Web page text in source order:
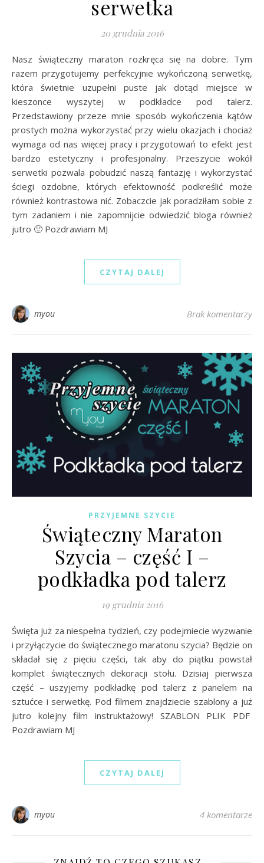
serwetka
20 grudnia 2016
Nasz świąteczny maraton rozkręca się na dobre. Tym
razem przygotujemy perfekcyjnie wykończoną serwetkę,
która świetnie uzupełni puste jak dotąd miejsce w
kieszonce wyszytej w podkładce pod talerz.
Przedstawiony przeze mnie sposób wykończenia kątów
prostych można wykorzystać przy wielu okazjach i chociaż
wymaga od nas więcej pracy i przygotowań to efekt jest
bardzo estetyczny i profesjonalny. Przeszycie wokół
serwetki pozwala pobudzić naszą fantazję i wykorzystać
ściegi ozdobne, których efektowność podkreślić może
również kontrastowa nić. Zobaczcie jak poradziłam sobie z
tym zadaniem i nie zapomnijcie odwiedzić bloga również
jutro 🙂 Pozdrawiam MJ
CZYTAJ DALEJ
myou Brak komentarzy
PRZYJEMNE SZYCIE
Świąteczny Maraton
Szycia – część I –
podkładka pod talerz
19 grudnia 2016
Święta już za niespełna tydzień, czy podejmiecie wyzwanie
i przyłączycie do świątecznego maratonu szycia? Będzie on
składał się z pięciu części, tak aby do piątku powstał
komplet świątecznych dekoracji stołu. Dzisiaj pierwsza
część – uszyjemy podkładkę pod talerz z panelem na
sztućce i serwetkę. Pod filmem znajdziecie szablony a już
jutro kolejny film instruktażowy! SZABLON PLIK PDF
Pozdrawiam MJ
CZYTAJ DALEJ
myou 4 komentarze